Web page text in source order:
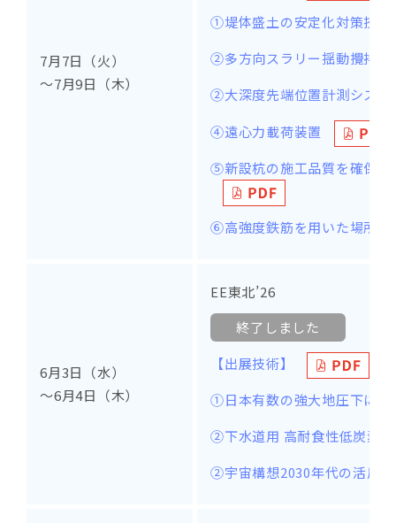
7月7日（火）
～7月9日（木）
①堤体盛土の安定化対策技術
②多方向スラリー揺動攪拌工
②大深度先端位置計測システ
④遠心力載荷装置
⑤新設杭の施工品質を確保で
⑥高強度鉄筋を用いた場所打
6月3日（水）
～6月4日（木）
EE東北’26
終了しました
【出展技術】
①日本有数の強大地圧下にお
②下水道用 高耐食性低炭素
②宇宙構想2030年代の活用